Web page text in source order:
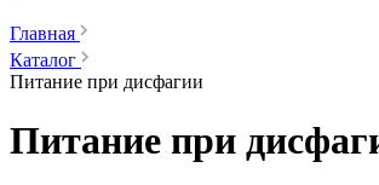
Главная
Каталог
Питание при дисфагии
Питание при